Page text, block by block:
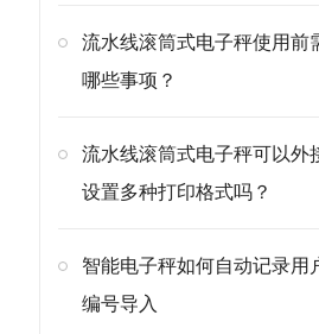
流水线滚筒式电子秤使用前
哪些事项？
流水线滚筒式电子秤可以外
设置多种打印格式吗？
智能电子秤如何自动记录用
编号导入